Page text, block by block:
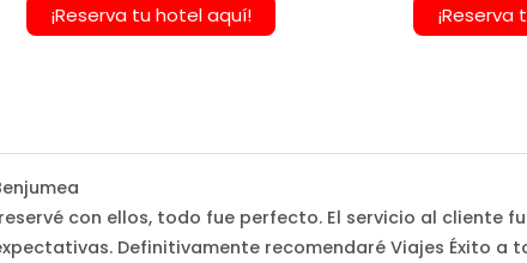
¡Reserva tu hotel aquí!
con ellos, todo fue perfecto. El servicio al cliente
Definitivamente recomendaré Viajes Éxito a